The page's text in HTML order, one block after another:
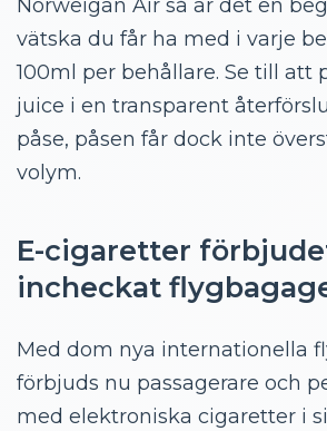
Norweigan Air så är det en
vätska du får ha med i varje
100ml per behållare. Se till att
juice i en transparent
påse, påsen får dock inte
volym.
E-cigaretter
incheckat
Med dom nya internationella
förbjuds nu passagerare och
med elektroniska cigaretter i